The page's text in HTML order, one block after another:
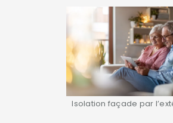
Isolation façade par